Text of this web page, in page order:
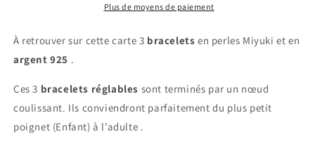
Plus de moyens de paiement
À retrouver sur cette carte 3 bracelets en perles Miyuki et en
argent 925 .
Ces 3 bracelets réglables sont terminés par un nœud
coulissant. Ils conviendront parfaitement du plus petit
poignet (Enfant) à l’adulte .